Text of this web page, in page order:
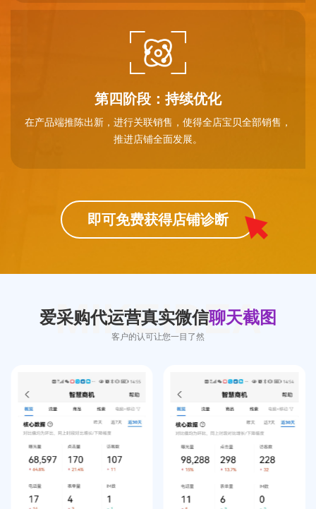
第四阶段：持续优化
在产品端推陈出新，进行关联销售，使得全店宝贝全部销售，
推进店铺全面发展。
即可免费获得店铺诊断
爱采购代运营真实微信聊天截图
客户的认可让您一目了然
MIKEIDEA